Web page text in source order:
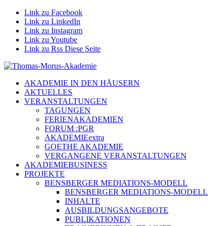
Link zu Facebook
Link zu LinkedIn
Link zu Instagram
Link zu Youtube
Link zu Rss Diese Seite
AKADEMIE IN DEN HÄUSERN
AKTUELLES
VERANSTALTUNGEN
TAGUNGEN
FERIENAKADEMIEN
FORUM :PGR
AKADEMIEextra
GOETHE AKADEMIE
VERGANGENE VERANSTALTUNGEN
AKADEMIEBUSINESS
PROJEKTE
BENSBERGER MEDIATIONS-MODELL
BENSBERGER MEDIATIONS-MODELL
INHALTE
AUSBILDUNGSANGEBOTE
PUBLIKATIONEN